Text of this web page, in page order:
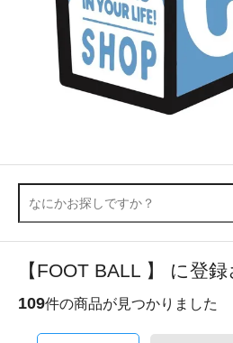
【FOOT BALL 】 に登
109件の商品が見つかりました